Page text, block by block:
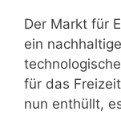
Der Markt für
ein
für das
nun enthüllt,